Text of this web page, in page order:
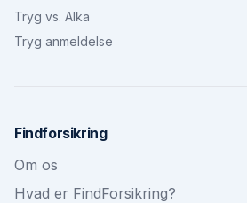
Tryg vs. Alka
Tryg anmeldelse
Findforsikring
Om os
Hvad er FindForsikring?